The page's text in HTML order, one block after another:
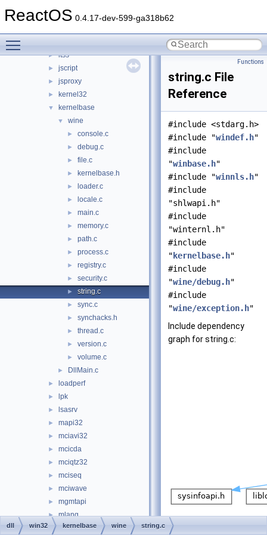
ReactOS 0.4.17-dev-599-ga318b62
► iphlpapi
► itss
► jscript
► jsproxy
► kernel32
▼ kernelbase
▼ wine
► console.c
► debug.c
► file.c
► kernelbase.h
► loader.c
► locale.c
► main.c
► memory.c
► path.c
► process.c
► registry.c
► security.c
► string.c
► sync.c
► synchacks.h
► thread.c
► version.c
► volume.c
► DllMain.c
► loadperf
► lpk
► lsasrv
► mapi32
► mciavi32
► mcicda
► mciqtz32
► mciseq
► mciwave
► mgmtapi
► mlang
► mmdevapi
Functions
string.c File
Reference
#include <stdarg.h>
#include "windef.h"
#include
"winbase.h"
#include "winnls.h"
#include
"shlwapi.h"
#include
"winternl.h"
#include
" kernelbase.h"
#include
"wine/debug.h"
#include
"wine/exception.h"
Include dependency
graph for string.c:
dll win32 kernelbase wine string.c